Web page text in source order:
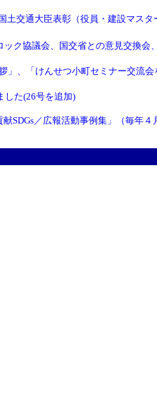
土交通大臣表彰（役員・建設マス
ック協議会、国交省との意見交換
」、「けんせつ小町セミナー交流
した(26号を追加)
SDGs／広報活動事例集」（毎年４